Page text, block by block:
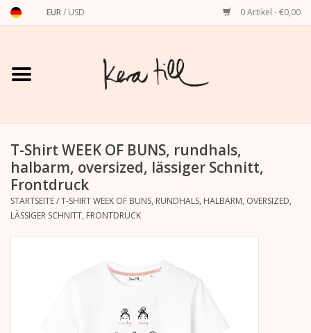
EUR/ USD 0 Artikel - €0,00
Startseite
Art Prints
Stationery
Grußkarten
T-Shirt WEEK OF BUNS, rundhals,
halbarm, oversized, lässiger Schnitt,
Frontdruck
STARTSEITE/T-SHIRT WEEK OF BUNS, RUNDHALS, HALBARM, OVERSIZED,
LÄSSIGER SCHNITT, FRONTDRUCK